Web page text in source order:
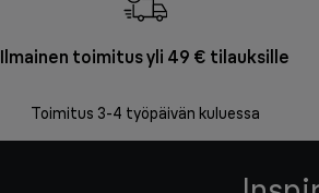
Ilmainen toimitus yli 49 € tilauksille
Toimitus 3-4 työpäivän kuluessa